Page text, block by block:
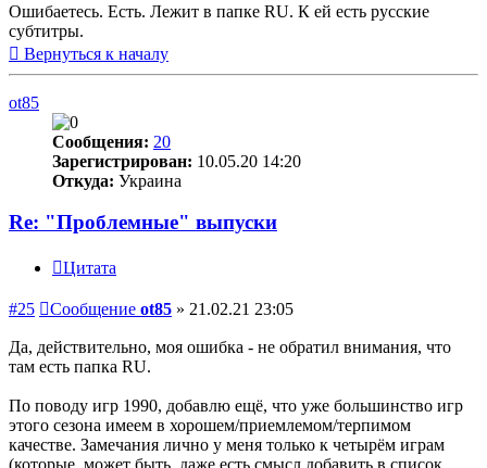
Ошибаетесь. Есть. Лежит в папке RU. К ей есть русские
субтитры.
Вернуться к началу
ot85
Сообщения: 20
Зарегистрирован: 10.05.20 14:20
Откуда: Украина
Re: "Проблемные" выпуски
Цитата
#25 Сообщение ot85 » 21.02.21 23:05
Да, действительно, моя ошибка - не обратил внимания, что
там есть папка RU.
По поводу игр 1990, добавлю ещё, что уже большинство игр
этого сезона имеем в хорошем/приемлемом/терпимом
качестве. Замечания лично у меня только к четырём играм
(которые, может быть, даже есть смысл добавить в список